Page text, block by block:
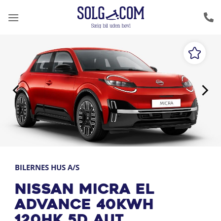
BILERNES HUS A/S
Nissan Micra EL
Advance 40kWh